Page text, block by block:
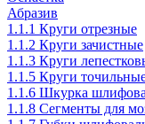
Абразив
1.1.1 Круги отрезные
1.1.2 Круги зачистные
1.1.3 Круги
1.1.5 Круги
1.1.6 Шкурка
1.1.8 Сегменты для